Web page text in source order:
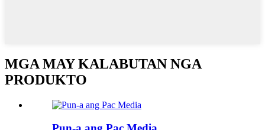
MGA MAY KALABUTAN NGA
PRODUKTO